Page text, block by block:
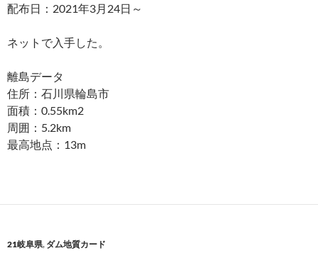
配布日：2021年3月24日～
ネットで入手した。
離島データ
住所：石川県輪島市
面積：0.55km2
周囲：5.2km
最高地点：13m
21岐阜県, ダム地質カード